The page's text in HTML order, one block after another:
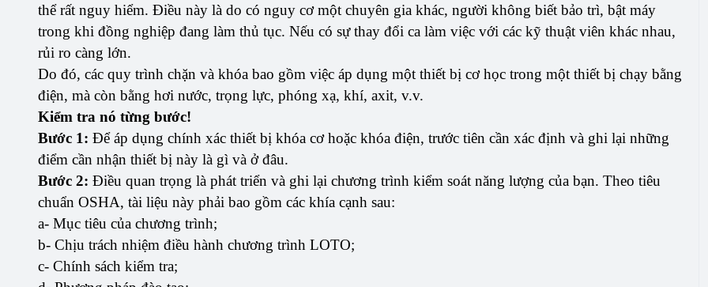
thể rất nguy hiểm. Điều này là do có nguy cơ một chuyên gia khác, người không biết bảo trì, bật máy
trong khi đồng nghiệp đang làm thủ tục. Nếu có sự thay đổi ca làm việc với các kỹ thuật viên khác nhau,
rủi ro càng lớn.
Do đó, các quy trình chặn và khóa bao gồm việc áp dụng một thiết bị cơ học trong một thiết bị chạy bằng
điện, mà còn bằng hơi nước, trọng lực, phóng xạ, khí, axit, v.v.
Kiểm tra nó từng bước!
Bước 1: Để áp dụng chính xác thiết bị khóa cơ hoặc khóa điện, trước tiên cần xác định và ghi lại những
điểm cần nhận thiết bị này là gì và ở đâu.
Bước 2: Điều quan trọng là phát triển và ghi lại chương trình kiểm soát năng lượng của bạn. Theo tiêu
chuẩn OSHA, tài liệu này phải bao gồm các khía cạnh sau:
a- Mục tiêu của chương trình;
b- Chịu trách nhiệm điều hành chương trình LOTO;
c- Chính sách kiểm tra;